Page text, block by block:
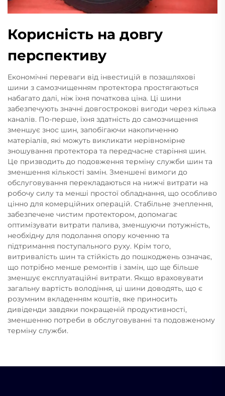
Корисність на довгу
перспективу
Економічні переваги від інвестицій в позашляхові
шини з самозчищенням протектора простягаються
набагато далі, ніж їхня початкова ціна. Ці шини
забезпечують значні довгострокові вигоди через кілька
каналів. По-перше, їхня здатність до самозчищення
зменшує знос шин, запобігаючи накопиченню
матеріалів, які можуть викликати нерівномірне
зношування протектора та передчасне старіння шин.
Це призводить до подовження терміну служби шин та
зменшення кількості замін. Зменшені вимоги до
обслуговування перекладаються на нижчі витрати на
робочу силу та менші простої обладнання, що особливо
цінно для комерційних операцій. Стабільне зчеплення,
забезпечене чистим протектором, допомагає
оптимізувати витрати палива, зменшуючи потужність,
необхідну для подолання опору коченню та
підтримання поступального руху. Крім того,
витривалість шин та стійкість до пошкоджень означає,
що потрібно менше ремонтів і замін, що ще більше
зменшує експлуатаційні витрати. Якщо враховувати
загальну вартість володіння, ці шини доводять, що є
розумним вкладенням коштів, яке приносить
дивіденди завдяки покращеній продуктивності,
зменшенню потреби в обслуговуванні та подовженому
терміну служби.